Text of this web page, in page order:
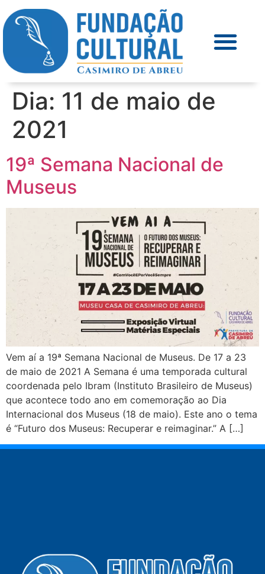
Dia: 11 de maio de
2021
19ª Semana Nacional de
Museus
Vem aí a 19ª Semana Nacional de Museus. De 17 a 23
de maio de 2021 A Semana é uma temporada cultural
coordenada pelo Ibram (Instituto Brasileiro de Museus)
que acontece todo ano em comemoração ao Dia
Internacional dos Museus (18 de maio). Este ano o tema
é “Futuro dos Museus: Recuperar e reimaginar.” A […]